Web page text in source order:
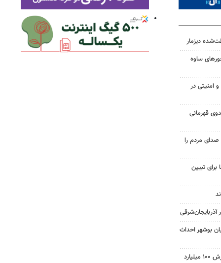
دیزمار
ساوه
امنیتی در
قهرمانی
مردم را
تبیین
بوشهر احداث
تاجره: ۱۰ تن کالای قاچاق به ارزش ۱۰۰ میلیارد